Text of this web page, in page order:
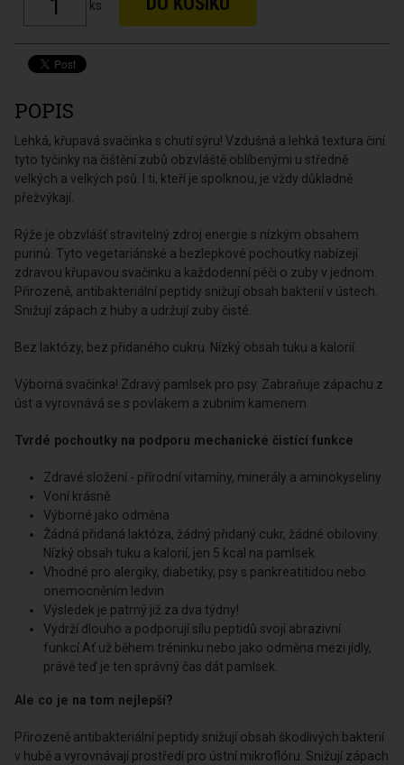
169 Kč
Lehká, křupavá svačinka s chutí sýru! Vzdušná a lehká textura činí
tyto tyčinky na čištění zubů obzvláště oblíbenými u středně
velkých a velkých psů. I ti, kteří je spolknou, je vždy důkladně
přežvýkají.
Rýže je obzvlášť stravitelný zdroj energie s nízkým obsahem
zdravou křupavou svačinku a každodenní péči o zuby v jednom.
Přirozeně, antibakteriální peptidy snižují obsah bakterií v ústech.
Výborná svačinka! Zdravý pamlsek pro psy. Zabraňuje zápachu z
úst a vyrovnává se s povlakem a zubním kamenem.
Tvrdé pochoutky na podporu mechanické čistící funkce
Zdravé složení - přírodní vitamíny, minerály a aminokyseliny
Voní krásně
Výborné jako odměna
Žádná přidaná laktóza, žádný přidaný cukr, žádné obiloviny.
Nízký obsah tuku a kalorií, jen 5 kcal na pamlsek.
Vhodné pro alergiky, diabetiky, psy s pankreatitidou nebo
onemocněním ledvin
Vydrží dlouho a podporují sílu peptidů svojí abrazivní
funkcí.Ať už během tréninku nebo jako odměna mezi jídly,